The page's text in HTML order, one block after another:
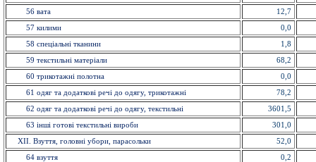
56 вата 12,7
57 килими 0,0
58 спецiальнi тканини 1,8
59 текстильнi матерiали 68,2
60 трикотажні полотна 0,0
61 одяг та додаткові речі до одягу, трикотажні 78,2
62 одяг та додаткові речі до одягу, текстильні 3601,5
63 іншi готовi текстильні вироби 301,0
XII. Взуття, головнi убори, парасольки 52,0
64 взуття 0,2